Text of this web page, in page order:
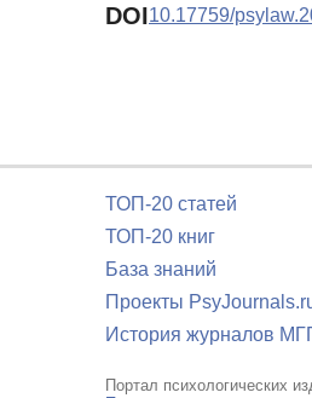
DOI10.17759/
ТОП-20 статей
ТОП-20 книг
База знаний
Проекты
История журналов
Портал психологических